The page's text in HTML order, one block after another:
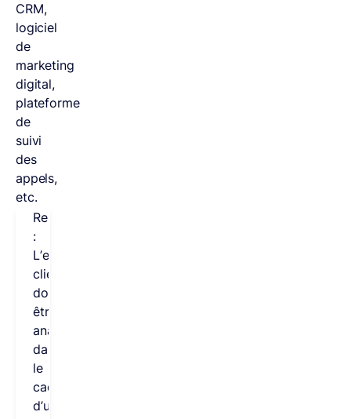
CRM,
logiciel
de
marketing
digital,
plateforme
de
suivi
des
appels,
etc.
Remarque
:
L’engagement
client
doit
être
analysé
dans
le
cadre
d’une